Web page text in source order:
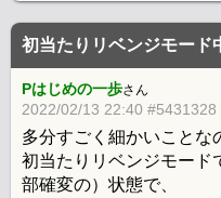
初当たりリベンジモード
Pはじめの一歩さん
2022/02/13 22:40 #5431328
多分すごく細かいことな
初当たりリベンジモード
部確変の）状態で、